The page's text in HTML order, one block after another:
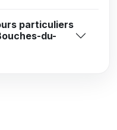
particuliers
du-